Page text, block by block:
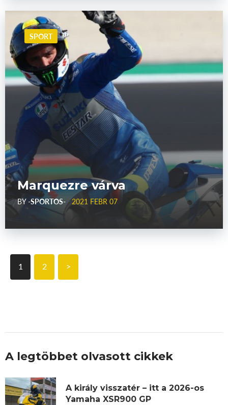
SPORT
Marquezre várva
BY-SPORTOS- 2021 FEBR 07
1 2 >
A legtöbbet olvasott cikkek
A király visszatér – itt a 2026-os
Yamaha XSR900 GP